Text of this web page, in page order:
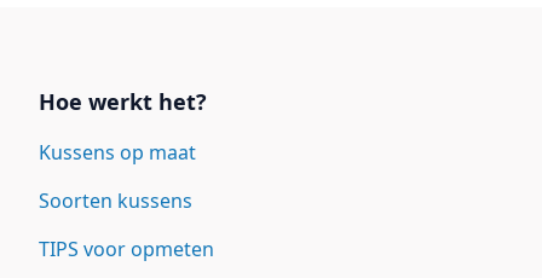
Hoe werkt het?
Kussens op maat
Soorten kussens
TIPS voor opmeten